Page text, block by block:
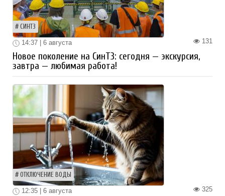
СИНТЗ
131
14:37 | 6 августа
Новое поколение на СинТЗ: сегодня — экскурсия,
завтра — любимая работа!
ОТКЛЮЧЕНИЕ ВОДЫ
325
12:35 | 6 августа